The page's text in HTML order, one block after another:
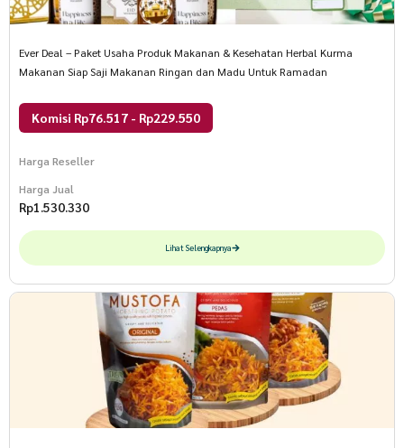
Ever Deal – Paket Usaha Produk Makanan & Kesehatan Herbal Kurma
Makanan Siap Saji Makanan Ringan dan Madu Untuk Ramadan
Komisi Rp76.517 - Rp229.550
Harga Reseller
Harga Jual
Rp1.530.330
Lihat Selengkapnya